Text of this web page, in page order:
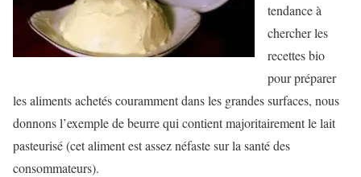
tendance à
chercher les
recettes bio
pour préparer
les aliments achetés couramment dans les grandes surfaces, nous
donnons l’exemple de beurre qui contient majoritairement le lait
pasteurisé (cet aliment est assez néfaste sur la santé des
consommateurs).